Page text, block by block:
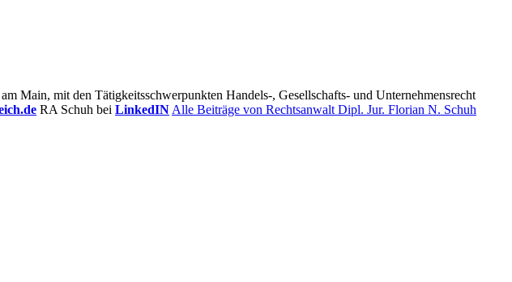
Main, mit den Tätigkeitsschwerpunkten Handels-, Gesellschafts- und Unternehmensrecht
RA Schuh bei LinkedIN Alle Beiträge von Rechtsanwalt Dipl. Jur. Florian N. Schuh